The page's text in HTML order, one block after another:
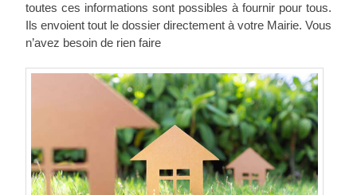
toutes ces informations sont possibles à fournir pour tous.
Ils envoient tout le dossier directement à votre Mairie. Vous
n’avez besoin de rien faire